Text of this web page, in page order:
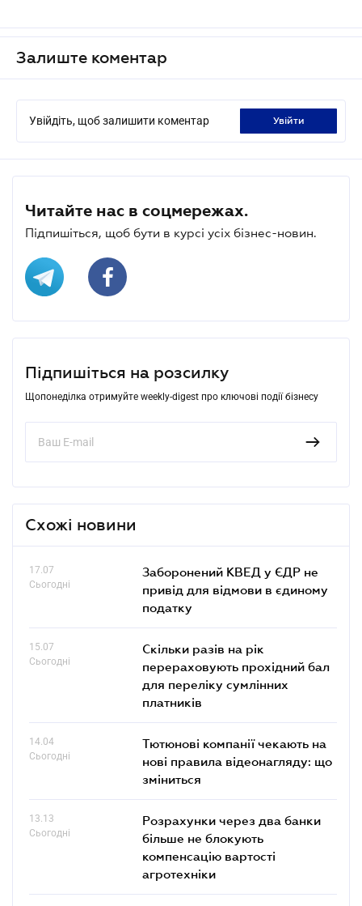
Залиште коментар
Увійдіть, щоб залишити коментар увійти
Читайте нас в соцмережах.
Підпишіться, щоб бути в курсі усіх бізнес-новин.
Підпишіться на розсилку
Щопонеділка отримуйте weekly-digest про ключові події бізнесу
Схожі новини
17.07
Сьогодні
Заборонений КВЕД у ЄДР не
привід для відмови в єдиному
податку
15.07
Сьогодні
Скільки разів на рік
перераховують прохідний бал
для переліку сумлінних
платників
14.04
Сьогодні
Тютюнові компанії чекають на
нові правила відеонагляду: що
зміниться
13.13
Сьогодні
Розрахунки через два банки
більше не блокують
компенсацію вартості
агротехніки